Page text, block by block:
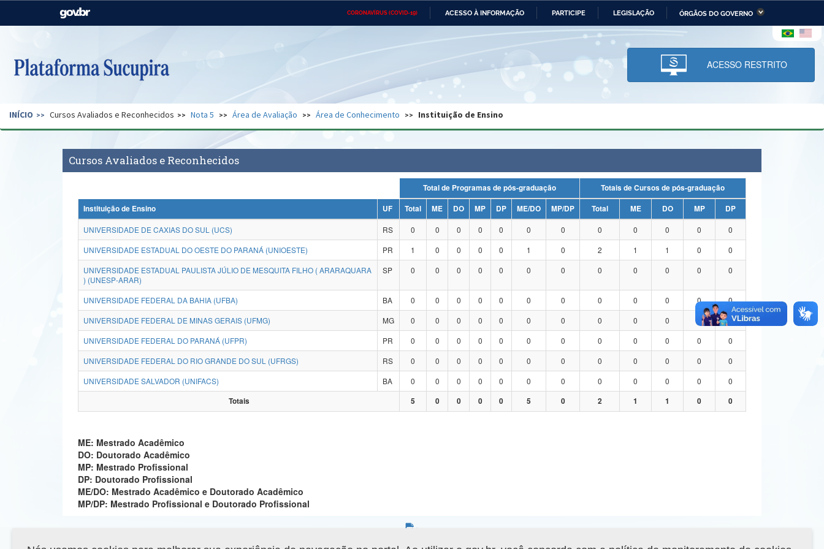
CORONAVÍRUS (COVID-19) ACESSO À INFORMAÇÃO PARTICIPE LEGISLAÇÃO ÓRGÃOS DO GOVERNO
Casa Civil Ministério das Relações Ministério da Economia Ministério da Infraestrutura
Pecuária e Abastecimento
Ministério da Ciência,
Tecnologia, Inovações e
Comunicações
Ministério do Desenvolvimento
Regional e dos Direitos Humanos
Secretaria de Governo Gabinete de Segurança Advocacia-Geral da União Banco Central do Brasil Planalto
ACESSO RESTRITO
INÍCIO Cursos Avaliados e Reconhecidos Nota 5 Área de Avaliação Área de Conhecimento Instituição de Ensino
Cursos Avaliados e Reconhecidos
Total de Programas de pós-graduação
Totais de Cursos de pós-graduação
Instituição de Ensino
UF Total ME DO MP DP ME/DO MP/DP Total ME DO MP
DP
UNIVERSIDADE DE CAXIAS DO SUL (UCS)
RS 0 0 0 0 0 0 0 0 0 0 0
0
UNIVERSIDADE ESTADUAL DO OESTE DO PARANÁ (UNIOESTE)
PR 1 0 0 0 0 1 0 2 1 1 0
0
UNIVERSIDADE ESTADUAL PAULISTA JÚLIO DE MESQUITA FILHO ( ARARAQUARA
) (UNESP-ARAR)
SP 0 0 0 0 0 0 0 0 0 0 0 0
UNIVERSIDADE FEDERAL DA BAHIA (UFBA) BA 0 0 0 0 0 0 0 0 0 0 0
0
UNIVERSIDADE FEDERAL DE MINAS GERAIS (UFMG)
MG 0 0 0 0 0 0 0 0 0 0
0
UNIVERSIDADE FEDERAL DO PARANÁ (UFPR)
PR 0 0 0 0 0 0 0 0 0 0 0
0
UNIVERSIDADE FEDERAL DO RIO GRANDE DO SUL (UFRGS)
RS 0 0 0 0 0 0 0 0 0 0 0
0
UNIVERSIDADE SALVADOR (UNIFACS)
BA 0 0 0 0 0 0 0 0 0 0 0
0
Totais
5 0 0 0 0 5 0 2 1 1 0 0
ME: Mestrado Acadêmico
DO: Doutorado Acadêmico
MP: Mestrado Profissional
DP: Doutorado Profissional
ME/DO: Mestrado Acadêmico e Doutorado Acadêmico
MP/DP: Mestrado Profissional e Doutorado Profissional